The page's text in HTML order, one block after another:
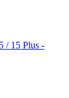
/ 15 Plus -